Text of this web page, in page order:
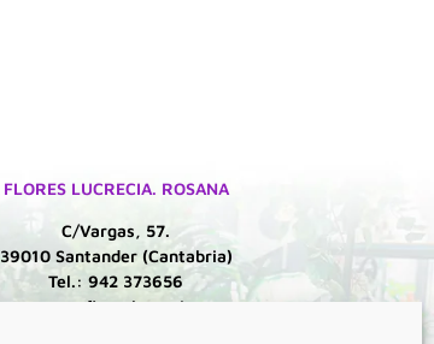
FLORES LUCRECIA. ROSANA
C/Vargas, 57.
39010 Santander (Cantabria)
Tel.: 942 373656
rosana@floreslucrecia.es